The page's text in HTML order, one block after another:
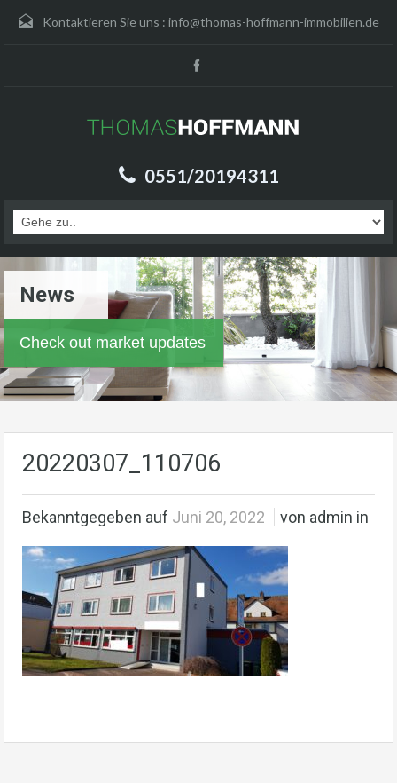
Kontaktieren Sie uns : info@thomas-hoffmann-immobilien.de
0551/20194311
News
Check out market updates
20220307_110706
Bekanntgegeben auf Juni 20, 2022 von admin in